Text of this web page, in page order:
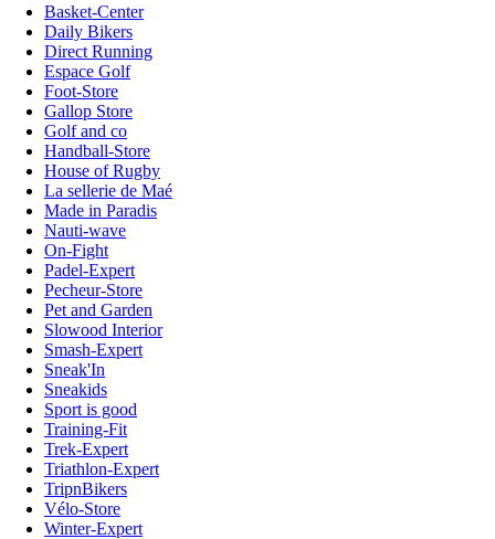
Basket-Center
Daily Bikers
Direct Running
Espace Golf
Foot-Store
Gallop Store
Golf and co
Handball-Store
House of Rugby
La sellerie de Maé
Made in Paradis
Nauti-wave
On-Fight
Padel-Expert
Pecheur-Store
Pet and Garden
Slowood Interior
Smash-Expert
Sneak'In
Sneakids
Sport is good
Training-Fit
Trek-Expert
Triathlon-Expert
TripnBikers
Vélo-Store
Winter-Expert